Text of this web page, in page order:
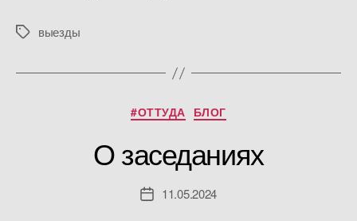
Меткивыезды
Рубрики
#ОТТУДА БЛОГ
О заседаниях
Дата11.05.2024